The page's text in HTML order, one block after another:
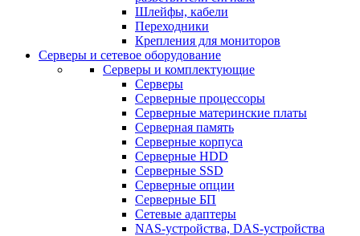
Шлейфы, кабели
Переходники
Крепления для мониторов
Серверы и сетевое оборудование
Серверы и комплектующие
Серверы
Серверные процессоры
Серверные материнские платы
Серверная память
Серверные корпуса
Серверные HDD
Серверные SSD
Серверные опции
Серверные БП
Сетевые адаптеры
NAS-устройства, DAS-устройства